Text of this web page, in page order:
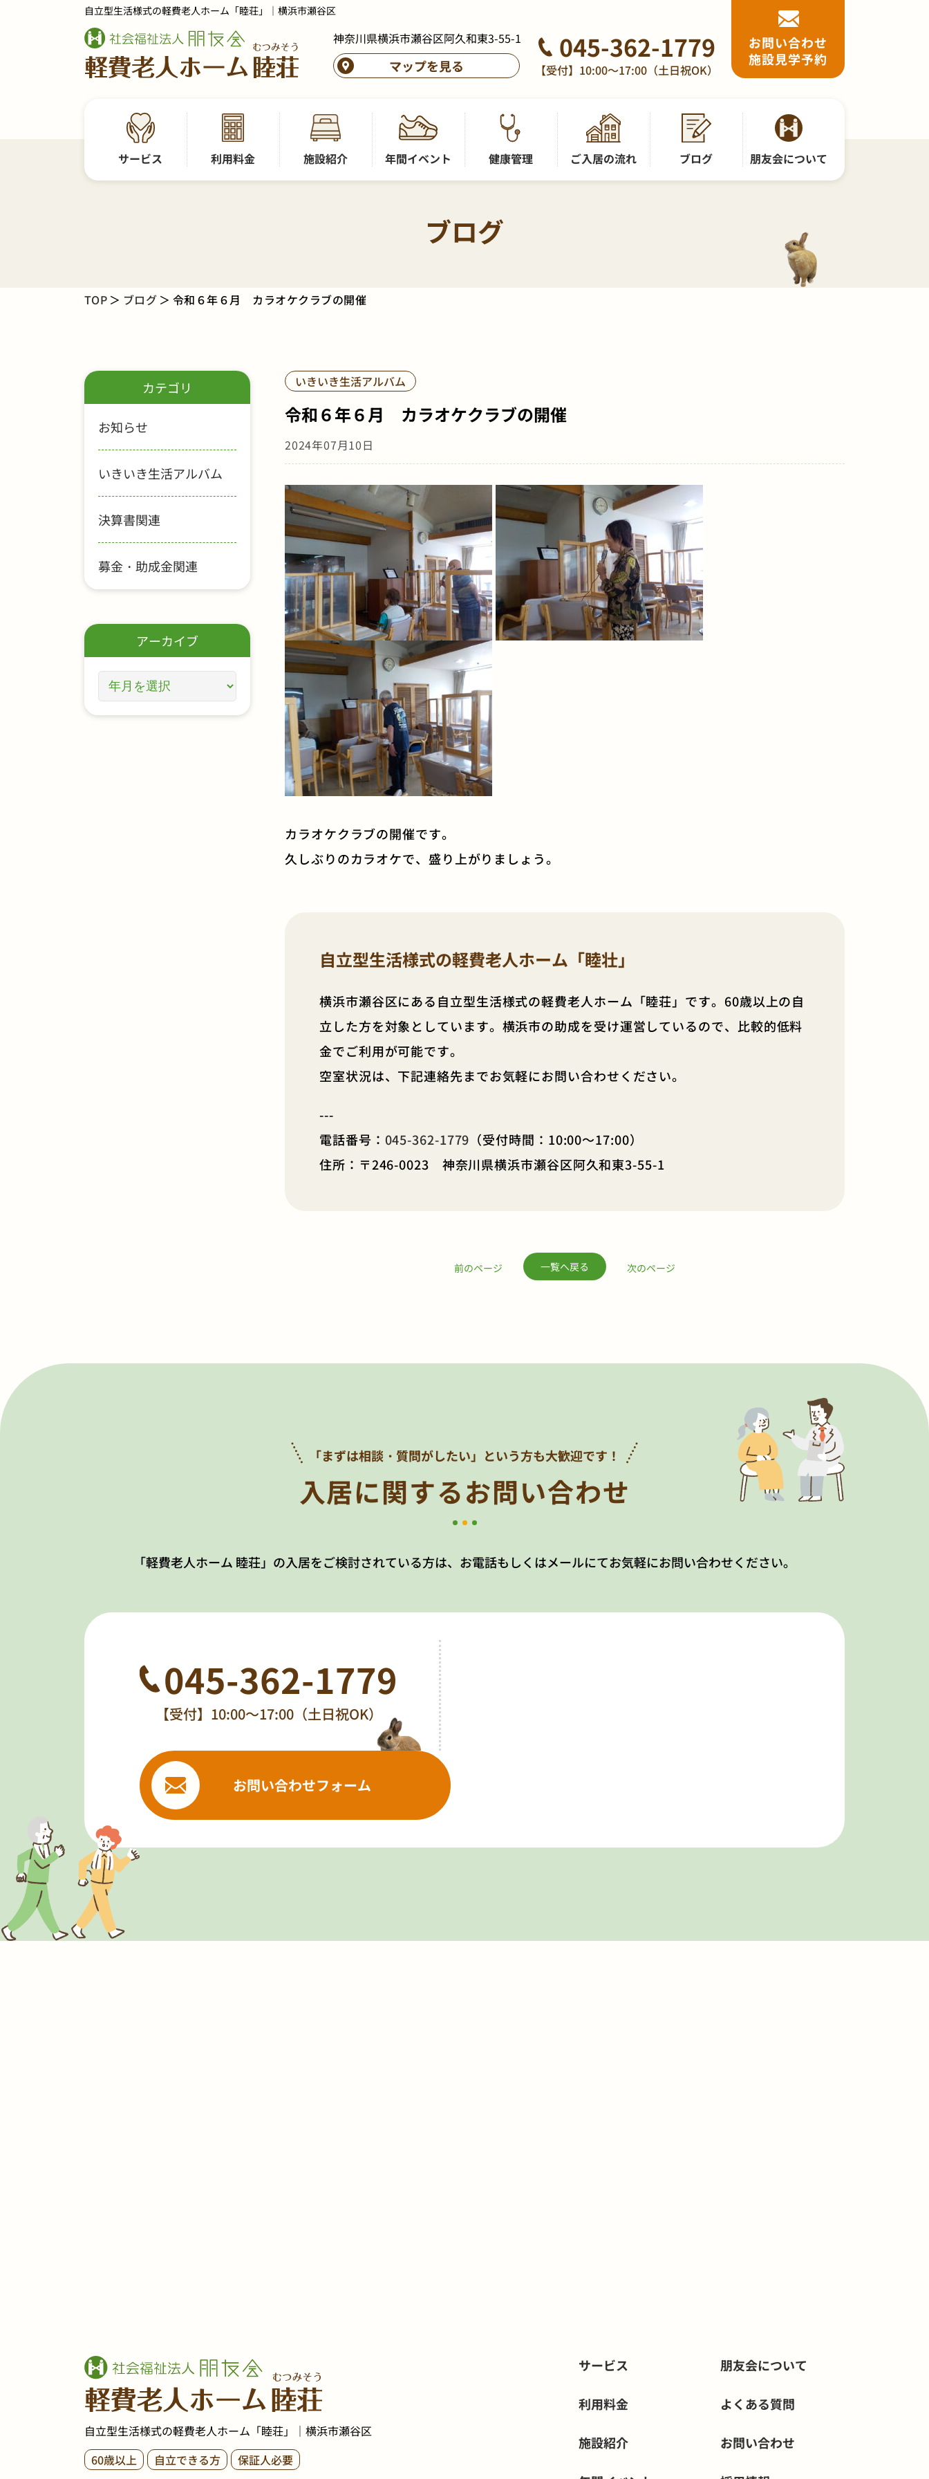
自立型生活様式の軽費老人ホーム「睦荘」｜横浜市瀬谷区
神奈川県横浜市瀬谷区阿久和東3-55-1
マップを見る
045-362-1779
【受付】10:00～17:00（土日祝OK）
お問い合わせ
施設見学予約
サービス 利用料金 施設紹介 年間イベント 健康管理 ご入居の流れ ブログ 朋友会について
ブログ
TOP ブログ 令和６年６月 カラオケクラブの開催
いきいき生活アルバム
令和６年６月 カラオケクラブの開催
2024年07月10日
カラオケクラブの開催です。
久しぶりのカラオケで、盛り上がりましょう。
自立型生活様式の軽費老人ホーム「睦壮」
横浜市瀬谷区にある自立型生活様式の軽費老人ホーム「睦荘」です。60歳以上の自
立した方を対象としています。横浜市の助成を受け運営しているので、比較的低料
金でご利用が可能です。
空室状況は、下記連絡先までお気軽にお問い合わせください。
---
電話番号： 045-362-1779 （受付時間：10:00～17:00）
住所：〒246-0023 神奈川県横浜市瀬谷区阿久和東3-55-1
前のページ 一覧へ戻る 次のページ
カテゴリ
お知らせ
いきいき生活アルバム
決算書関連
募金・助成金関連
アーカイブ
「まずは相談・質問がしたい」 という方も大歓迎です！
入居に関するお問い合わせ
「軽費老人ホーム 睦荘」の入居をご検討されている方は、お電話もしくはメールにてお気軽にお問い合わせください。
045-362-1779
【受付】10:00～17:00（土日祝OK）
お問い合わせフォーム
自立型生活様式の軽費老人ホーム「睦荘」｜横浜市瀬谷区
60歳以上
自立できる方 保証人必要
サービス
利用料金
施設紹介
朋友会について
よくある質問
お問い合わせ